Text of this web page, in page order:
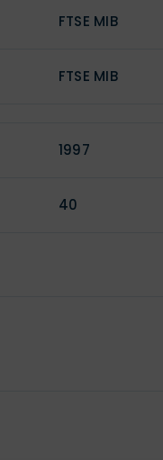
FTSE MIB
FTSE MIB
1997
40